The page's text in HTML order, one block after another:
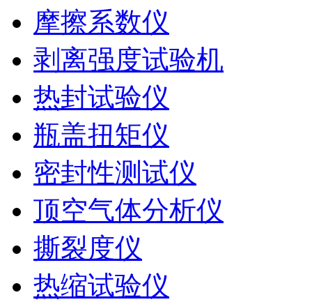
摩擦系数仪
剥离强度试验机
热封试验仪
瓶盖扭矩仪
密封性测试仪
顶空气体分析仪
撕裂度仪
热缩试验仪